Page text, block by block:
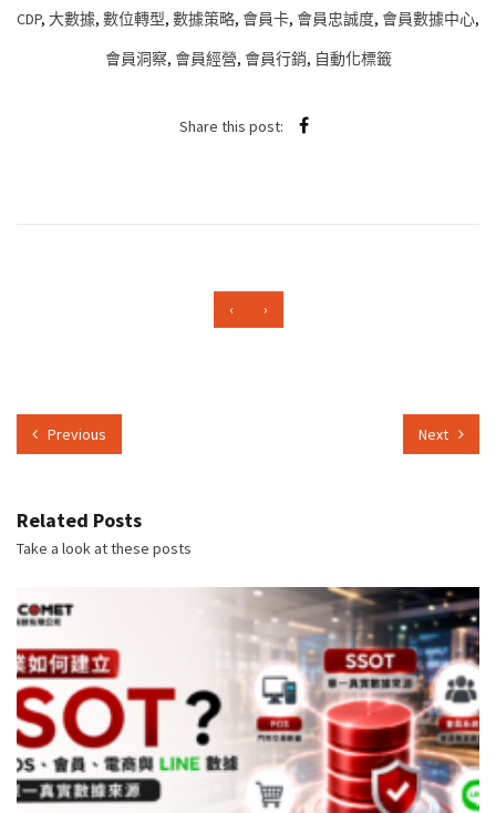
CDP, 大數據, 數位轉型, 數據策略, 會員卡, 會員忠誠度, 會員數據中心,
會員洞察, 會員經營, 會員行銷, 自動化標籤
Share this post:
‹ ›
Previous Next
Related Posts
Take a look at these posts